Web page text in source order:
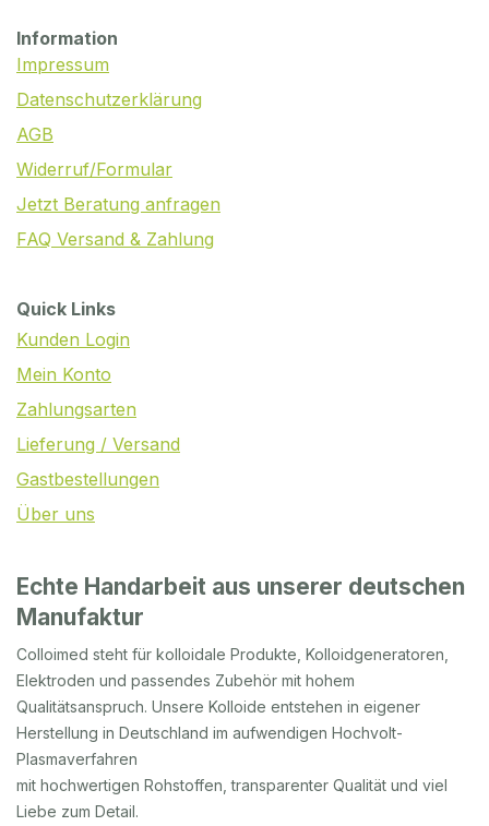
Information
Impressum
Datenschutzerklärung
AGB
Widerruf/Formular
Jetzt Beratung anfragen
FAQ Versand & Zahlung
Quick Links
Kunden Login
Mein Konto
Zahlungsarten
Lieferung / Versand
Gastbestellungen
Über uns
Echte Handarbeit aus unserer deutschen
Manufaktur
Colloimed steht für kolloidale Produkte, Kolloidgeneratoren,
Elektroden und passendes Zubehör mit hohem
Qualitätsanspruch. Unsere Kolloide entstehen in eigener
Herstellung in Deutschland im aufwendigen Hochvolt-
Plasmaverfahren
mit hochwertigen Rohstoffen, transparenter Qualität und viel
Liebe zum Detail.